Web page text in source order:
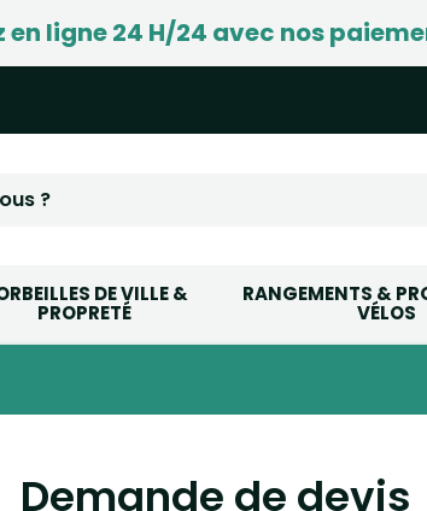
ligne 24 H/24 avec nos
DE VILLE &
PROPRETÉ
RANGEMENTS &
VÉLOS
Demande de devis